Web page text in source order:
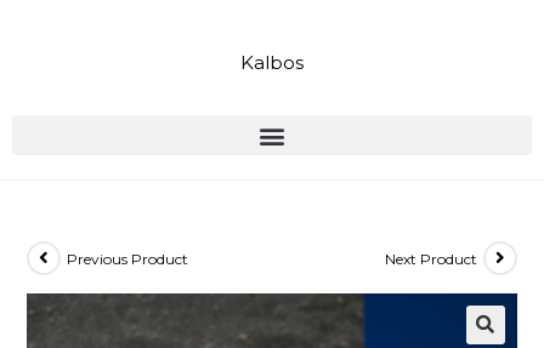
Kalbos
Previous Product Next Product